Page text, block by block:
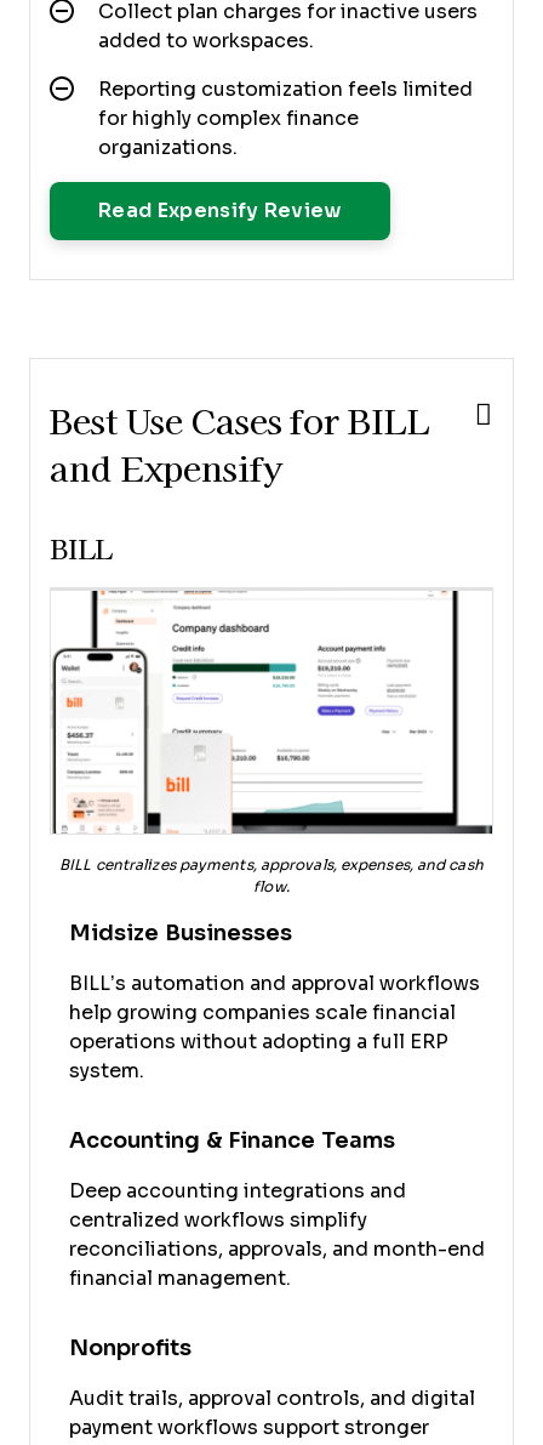
Collect plan charges for inactive users
added to workspaces.
Reporting customization feels limited
for highly complex finance
organizations.
Read Expensify ReviewOpens New
Best Use Cases for BILL
and Expensify
BILL
BILL centralizes payments, approvals, expenses, and cash
flow.
Midsize Businesses
BILL’s automation and approval workflows
help growing companies scale financial
operations without adopting a full ERP
system.
Accounting & Finance Teams
Deep accounting integrations and
centralized workflows simplify
reconciliations, approvals, and month-end
financial management.
Nonprofits
Audit trails, approval controls, and digital
payment workflows support stronger